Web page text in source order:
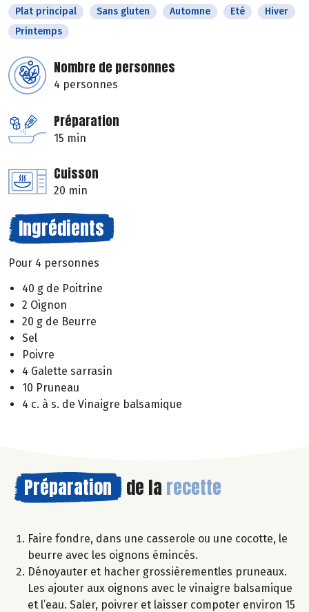
Plat principal Sans gluten Automne Eté
Hiver
Printemps
Nombre de personnes
4 personnes
Préparation
15 min
Cuisson
20 min
Ingrédients
Pour 4 personnes
40 g de Poitrine
2 Oignon
20 g de Beurre
Sel
Poivre
4 Galette sarrasin
10 Pruneau
4 c. à s. de Vinaigre balsamique
Préparation de la recette
Faire fondre, dans une casserole ou une cocotte, le
beurre avec les oignons émincés.
Dénoyauter et hacher grossièrementles pruneaux.
Les ajouter aux oignons avec le vinaigre balsamique
et l’eau. Saler, poivrer et laisser compoter environ 15